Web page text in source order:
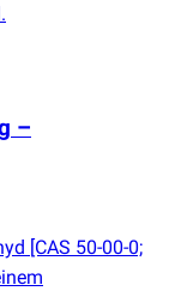
–
[CAS 50-00-0;